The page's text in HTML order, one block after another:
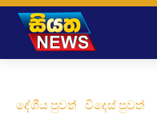
දේශීය පුවත් විදෙස් පුවත්